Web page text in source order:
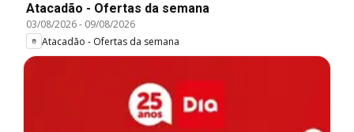
Atacadão - Ofertas da semana
03/08/2026- 09/08/2026
Atacadão - Ofertas da semana